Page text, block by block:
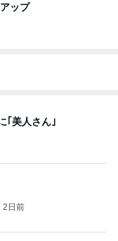
ップ
｢美人さん｣
2日前